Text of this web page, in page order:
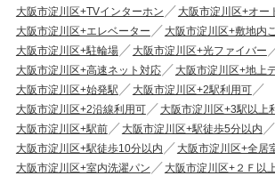
大阪市淀川区+TVインターホン
大阪市淀川区+オー
大阪市淀川区+エレベーター
大阪市淀川区+敷地内
大阪市淀川区+駐輪場
大阪市淀川区+光ファイバー
大阪市淀川区+高速ネット対応
大阪市淀川区+地上
大阪市淀川区+始発駅
大阪市淀川区+2駅利用可
大阪市淀川区+2沿線利用可
大阪市淀川区+3駅以上
大阪市淀川区+駅前
大阪市淀川区+駅徒歩5分以内
大阪市淀川区+駅徒歩10分以内
大阪市淀川区+全居
大阪市淀川区+室内洗濯パン
大阪市淀川区+２Ｆ以